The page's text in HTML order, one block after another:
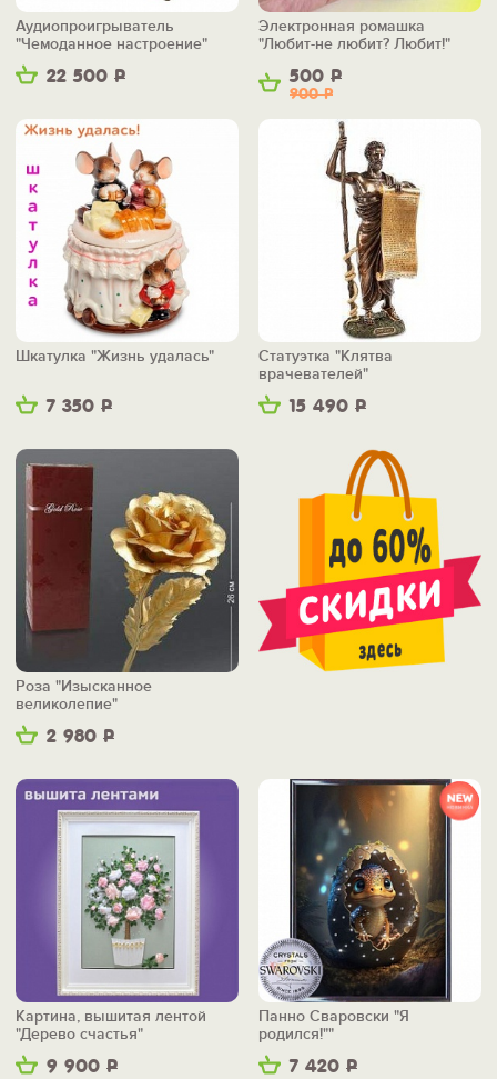
22 500 Р
Аудиопроигрыватель
"Чемоданное настроение"
500 Р
900Р
Электронная ромашка
"Любит-не любит? Любит!"
7 350 Р
Шкатулка "Жизнь удалась"
15 490 Р
Статуэтка "Клятва
врачевателей"
2 980 Р
Роза "Изысканное
великолепие"
9 900 Р
Картина, вышитая лентой
"Дерево счастья"
7 420 Р
Панно Сваровски "Я
родился!""